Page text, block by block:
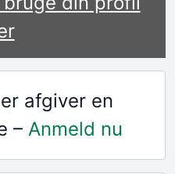
afgiver en
– Anmeld nu